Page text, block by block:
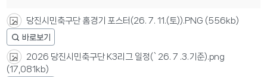
당진시민축구단 홈경기 포스터(26. 7. 11.(토)).PNG (556kb)
2026 당진시민축구단 K3리그 일정(`26. 7 .3.기준).png
(17,081kb)